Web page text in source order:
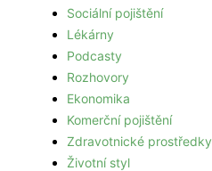
Sociální pojištění
Lékárny
Podcasty
Rozhovory
Ekonomika
Komerční pojištění
Zdravotnické prostředky
Životní styl